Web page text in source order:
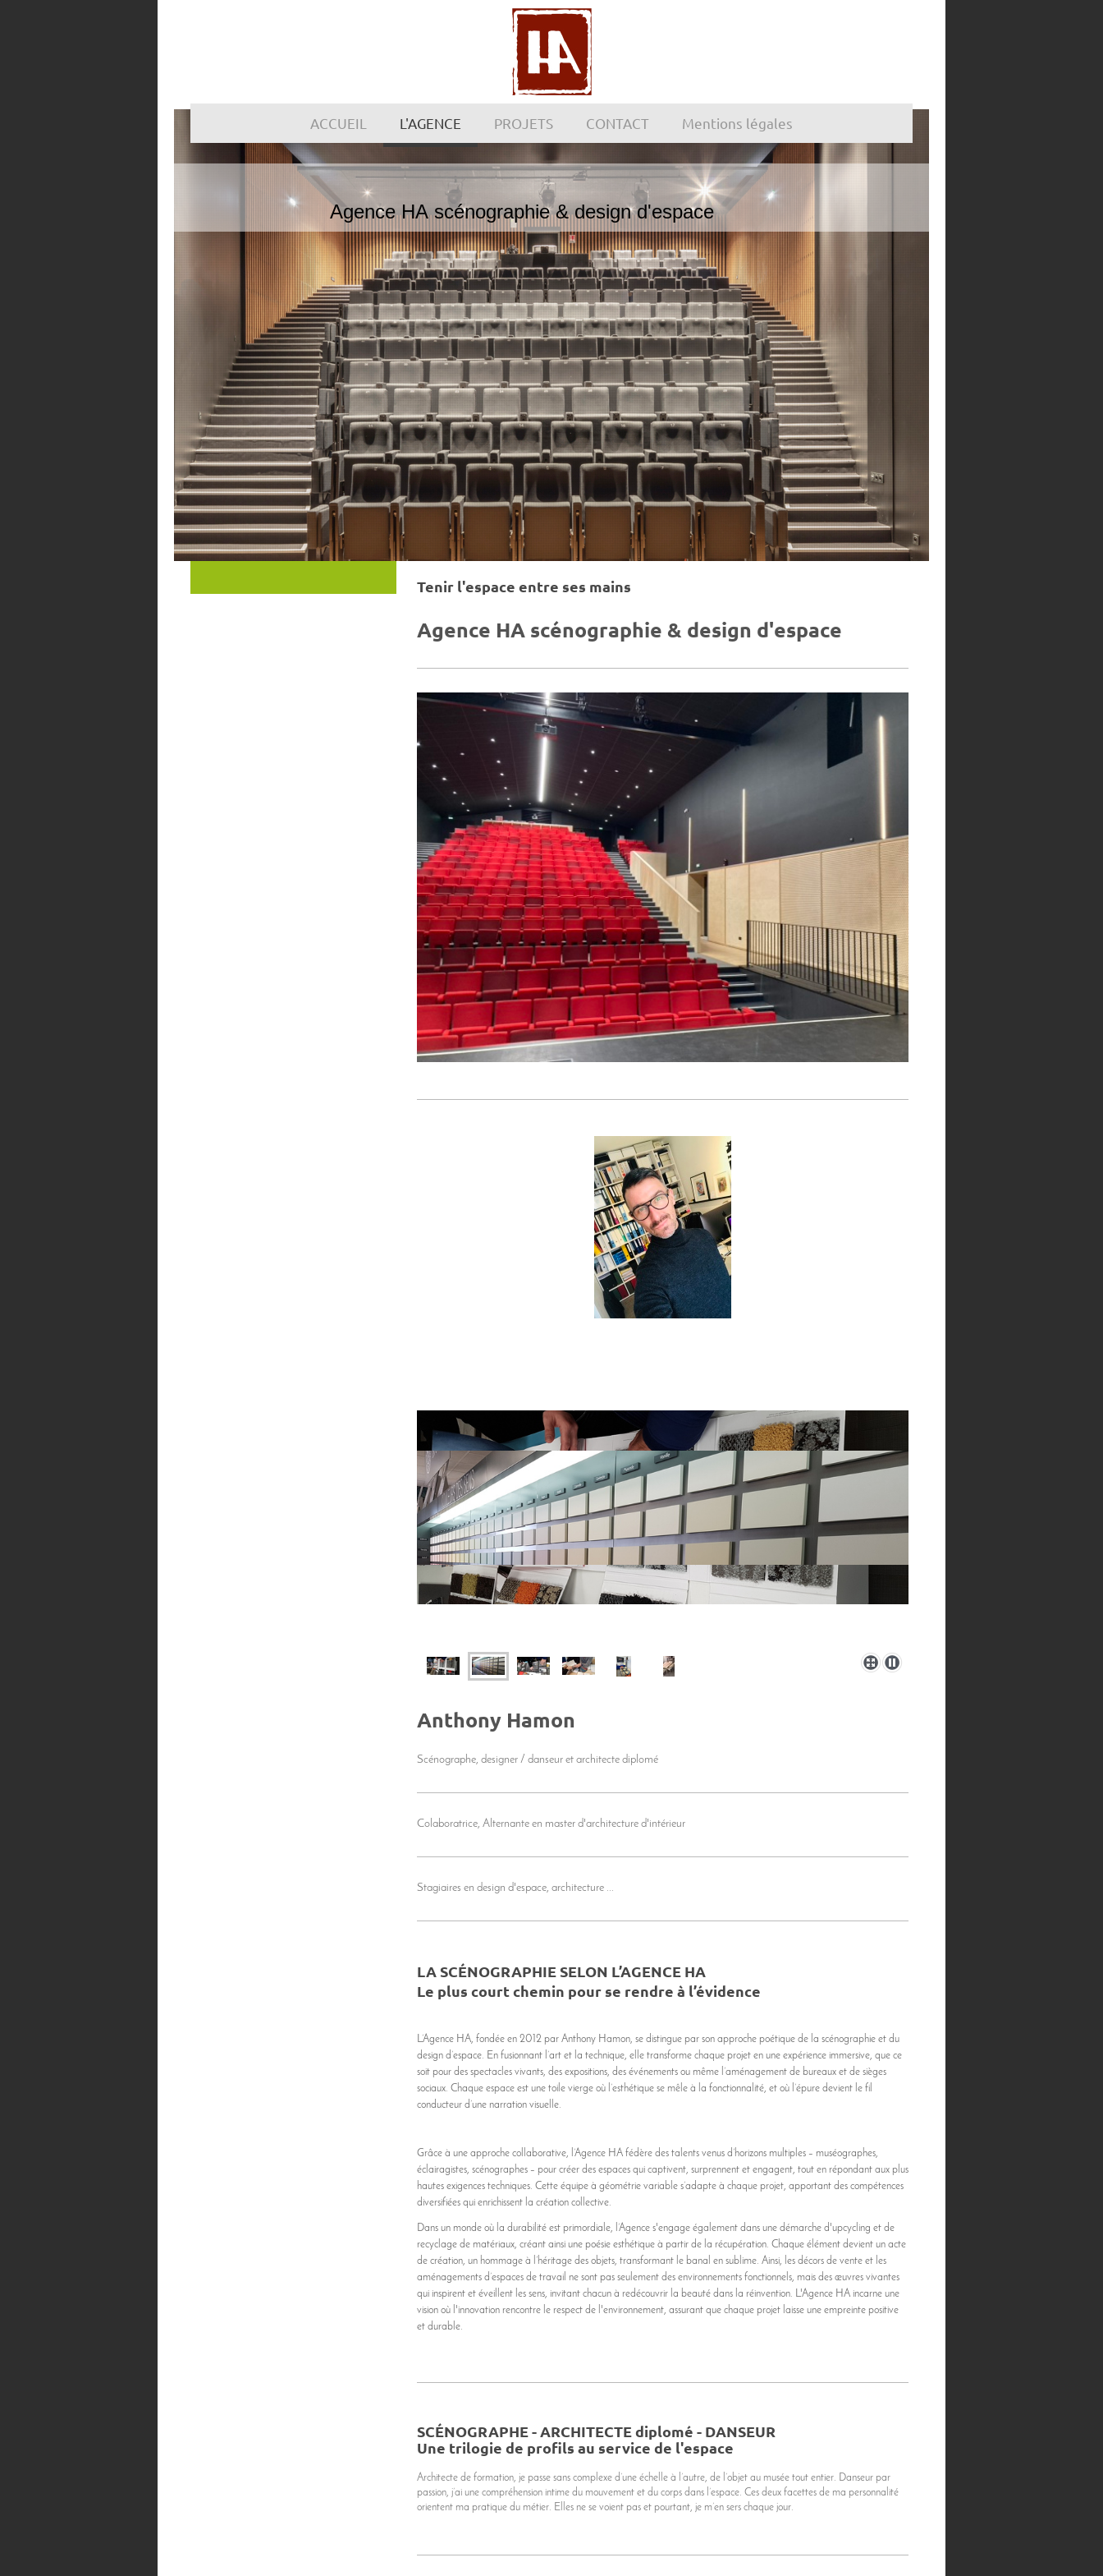
ACCUEIL L'AGENCE PROJETS CONTACT Mentions légales
Agence HA scénographie & design d'espace
Tenir l'espace entre ses mains
Agence HA scénographie & design d'espace
Anthony Hamon
Scénographe, designer / danseur et architecte diplomé
Colaboratrice, Alternante en master d'architecture d'intérieur
Stagiaires en design d'espace, architecture ...
LA SCÉNOGRAPHIE SELON L’AGENCE HA
Le plus court chemin pour se rendre à l’évidence
L’Agence HA, fondée en 2012 par Anthony Hamon, se distingue par son approche poétique de la scénographie et du
design d’espace. En fusionnant l’art et la technique, elle transforme chaque projet en une expérience immersive, que ce
soit pour des spectacles vivants, des expositions, des événements ou même l’aménagement de bureaux et de sièges
sociaux. Chaque espace est une toile vierge où l’esthétique se mêle à la fonctionnalité, et où l’épure devient le fil
conducteur d’une narration visuelle.
Grâce à une approche collaborative, l’Agence HA fédère des talents venus d’horizons multiples – muséographes,
éclairagistes, scénographes – pour créer des espaces qui captivent, surprennent et engagent, tout en répondant aux plus
hautes exigences techniques. Cette équipe à géométrie variable s’adapte à chaque projet, apportant des compétences
diversifiées qui enrichissent la création collective.
Dans un monde où la durabilité est primordiale, l’Agence s'engage également dans une démarche d'upcycling et de
recyclage de matériaux, créant ainsi une poésie esthétique à partir de la récupération. Chaque élément devient un acte
de création, un hommage à l’héritage des objets, transformant le banal en sublime. Ainsi, les décors de vente et les
aménagements d’espaces de travail ne sont pas seulement des environnements fonctionnels, mais des œuvres vivantes
qui inspirent et éveillent les sens, invitant chacun à redécouvrir la beauté dans la réinvention. L'Agence HA incarne une
vision où l'innovation rencontre le respect de l'environnement, assurant que chaque projet laisse une empreinte positive
et durable.
SCÉNOGRAPHE - ARCHITECTE diplomé - DANSEUR
Une trilogie de profils au service de l'espace
Architecte de formation, je passe sans complexe d’une échelle à l’autre, de l’objet au musée tout entier. Danseur par
passion, j’ai une compréhension intime du mouvement et du corps dans l’espace. Ces deux facettes de ma personnalité
orientent ma pratique du métier. Elles ne se voient pas et pourtant, je m’en sers chaque jour.